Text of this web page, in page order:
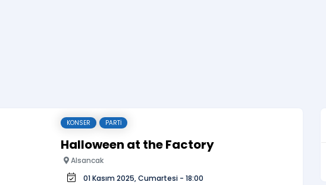
KONSER PARTI
Halloween at the Factory
Alsancak
01 Kasım 2025, Cumartesi - 18:00